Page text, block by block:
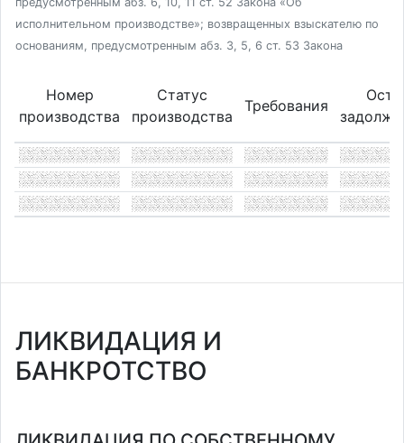
исполнительном производстве»; возвращенных взыскателю по
основаниям, предусмотренным абз. 3, 5, 6 ст. 53 Закона
Номер
производства
Статус
производства
Требования
ЛИКВИДАЦИЯ И
БАНКРОТСТВО